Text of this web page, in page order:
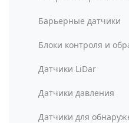
Барьерные датчики
Блоки контроля и
Датчики LiDar
Датчики давления
Датчики для